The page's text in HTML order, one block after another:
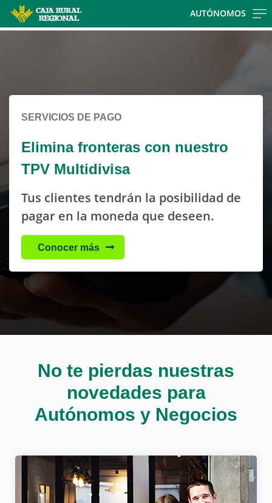
Skip to main contentt
AUTÓNOMOS
SERVICIOS DE PAGO
Elimina fronteras con nuestro
TPV Multidivisa
Tus clientes tendrán la posibilidad de
pagar en la moneda que deseen.
Conocer más
No te pierdas nuestras
novedades para
Autónomos y Negocios